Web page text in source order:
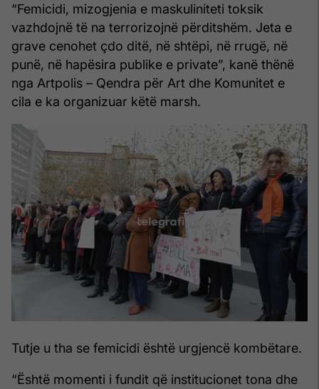
“Femicidi, mizogjenia e maskuliniteti toksik
vazhdojnë të na terrorizojnë përditshëm. Jeta e
grave cenohet çdo ditë, në shtëpi, në rrugë, në
punë, në hapësira publike e private”, kanë thënë
nga Artpolis – Qendra për Art dhe Komunitet e
cila e ka organizuar këtë marsh.
Tutje u tha se femicidi është urgjencë kombëtare.
“Është momenti i fundit që institucionet tona dhe